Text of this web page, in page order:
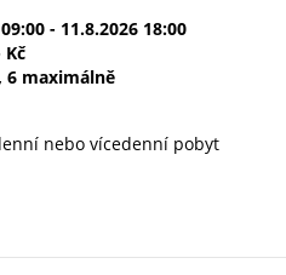
- 11.8.2026 18:00
Kč
6 maximálně
nebo vícedenní pobyt